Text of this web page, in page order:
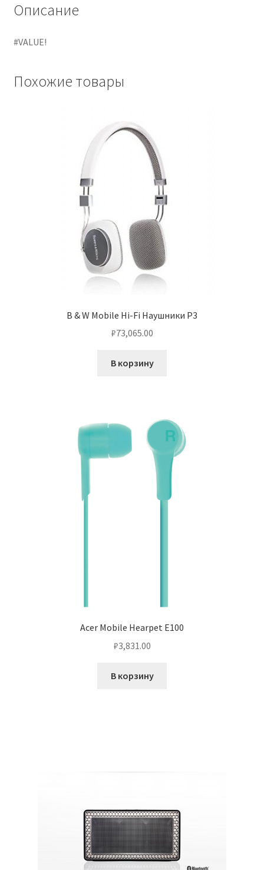
кондиционеров
Описание
#VALUE!
Похожие товары
B & W Mobile Hi-Fi Наушники P3
₽73,065.00
В корзину
Acer Mobile Hearpet E100
₽3,831.00
В корзину